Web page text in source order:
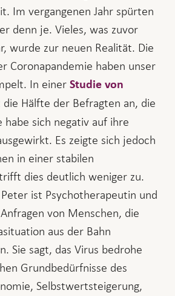
Im vergangenen Jahr spürten
denn je. Vieles, was zuvor
wurde zur neuen Realität. Die
Coronapandemie haben unser
In einer Studie von
die Hälfte der Befragten an, die
habe sich negativ auf ihre
Es zeigte sich jedoch
in einer stabilen
dies deutlich weniger zu.
ist Psychotherapeutin und
von Menschen, die
aus der Bahn
Sie sagt, das Virus bedrohe
Grundbedürfnisse des
Selbstwertsteigerung,